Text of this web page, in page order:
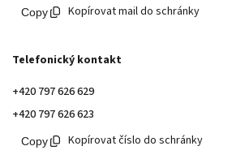
Kopírovat mail do schránky
Telefonický kontakt
+420 797 626 629
+420 797 626 623
Kopírovat číslo do schránky